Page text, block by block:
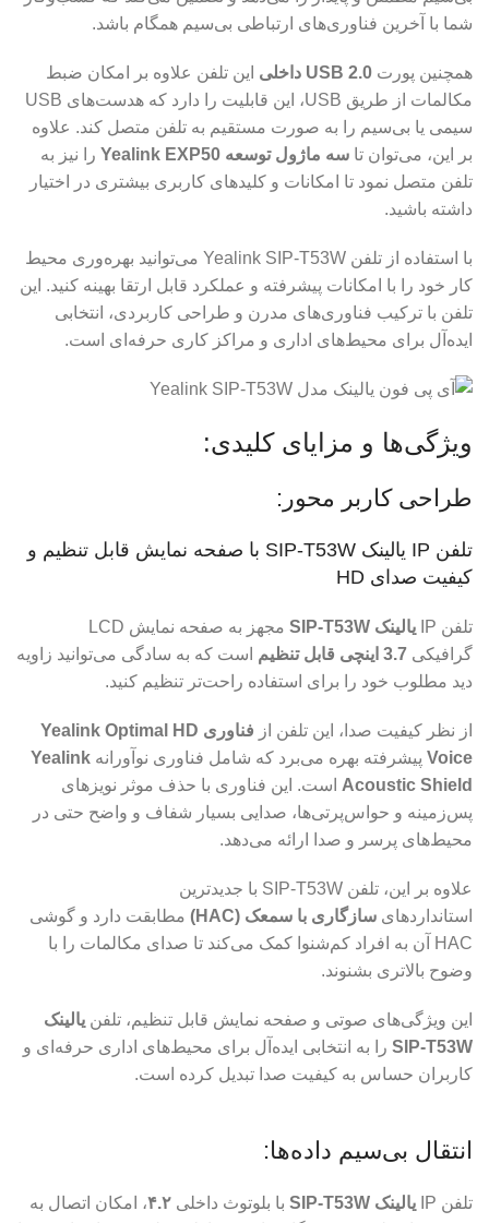
شما با آخرین فناوری‌های ارتباطی بی‌سیم همگام باشد.
همچنین پورت USB 2.0 داخلی
این تلفن علاوه بر امکان ضبط
مکالمات از طریق USB، این قابلیت را دارد که هدست‌های USB
سیمی یا بی‌سیم را به صورت مستقیم به تلفن متصل کند. علاوه
بر این، می‌توان تا سه ماژول توسعه Yealink EXP50
را نیز به
تلفن متصل نمود تا امکانات و کلیدهای کاربری بیشتری در اختیار
داشته باشید.
با استفاده از تلفن Yealink SIP-T53W می‌توانید بهره‌وری محیط
کار خود را با امکانات پیشرفته و عملکرد قابل ارتقا بهینه کنید. این
تلفن با ترکیب فناوری‌های مدرن و طراحی کاربردی، انتخابی
ایده‌آل برای محیط‌های اداری و مراکز کاری حرفه‌ای است.
ویژگی‌ها و مزایای کلیدی:
طراحی کاربر محور:
تلفن IP یالینک SIP-T53W با صفحه نمایش قابل تنظیم و
کیفیت صدای HD
تلفن IP یالینک SIP-T53W
مجهز به صفحه نمایش LCD
گرافیکی 3.7 اینچی قابل تنظیم
است که به سادگی می‌توانید زاویه
دید مطلوب خود را برای استفاده راحت‌تر تنظیم کنید.
از نظر کیفیت صدا، این تلفن از
فناوری Yealink Optimal HD
Voice پیشرفته بهره می‌برد که شامل فناوری نوآورانه Yealink
Acoustic Shield است. این فناوری با حذف موثر نویزهای
پس‌زمینه و حواس‌پرتی‌ها، صدایی بسیار شفاف و واضح حتی در
محیط‌های پرسر و صدا ارائه می‌دهد.
علاوه بر این، تلفن SIP-T53W با جدیدترین
استانداردهای سازگاری با سمعک (HAC)
مطابقت دارد و گوشی
HAC آن به افراد کم‌شنوا کمک می‌کند تا صدای مکالمات را با
وضوح بالاتری بشنوند.
این ویژگی‌های صوتی و صفحه نمایش قابل تنظیم، تلفن یالینک
SIP-T53W را به انتخابی ایده‌آل برای محیط‌های اداری حرفه‌ای و
کاربران حساس به کیفیت صدا تبدیل کرده است.
انتقال بی‌سیم داده‌ها:
تلفن IP یالینک SIP-T53W با بلوتوث داخلی ۴.۲، امکان اتصال به